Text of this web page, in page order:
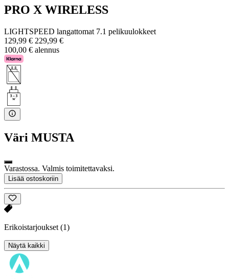
PRO X WIRELESS
LIGHTSPEED langattomat 7.1 pelikuulokkeet
129,99 € 229,99 €
100,00 € alennus
Väri MUSTA
Varastossa. Valmis toimitettavaksi.
Lisää ostoskoriin
Erikoistarjoukset (1)
Näytä kaikki